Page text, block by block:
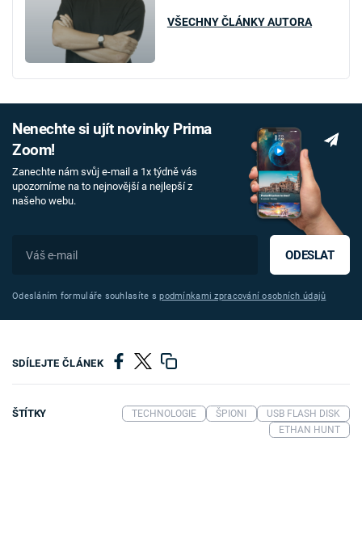
VŠECHNY ČLÁNKY AUTORA
Nenechte si ujít novinky Prima
Zoom!
Zanechte nám svůj e-mail a 1x týdně vás
upozorníme na to nejnovější a nejlepší z
našeho webu.
ODESLAT
Odesláním formuláře souhlasíte spodmínkami zpracování osobních údajů
SDÍLEJTE ČLÁNEK
ŠTÍTKY TECHNOLOGIE ŠPIONI
USB FLASH DISK
ETHAN HUNT